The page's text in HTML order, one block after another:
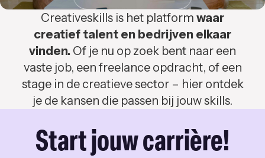
Creativeskills is het platform waar
creatief talent en bedrijven elkaar
vinden. Of je nu op zoek bent naar een
vaste job, een freelance opdracht, of een
stage in de creatieve sector – hier ontdek
je de kansen die passen bij jouw skills.
Start jouw carrière!